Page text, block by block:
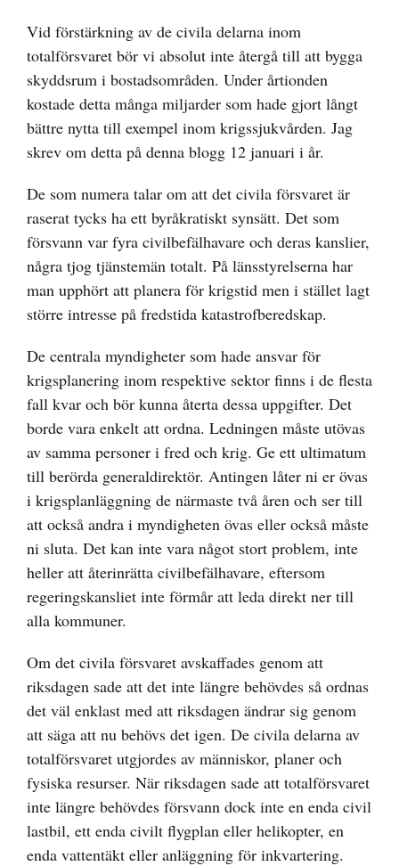
Vid förstärkning av de civila delarna inom
totalförsvaret bör vi absolut inte återgå till att bygga
skyddsrum i bostadsområden. Under årtionden
kostade detta många miljarder som hade gjort långt
bättre nytta till exempel inom krigssjukvården. Jag
skrev om detta på denna blogg 12 januari i år.
De som numera talar om att det civila försvaret är
raserat tycks ha ett byråkratiskt synsätt. Det som
försvann var fyra civilbefälhavare och deras kanslier,
några tjog tjänstemän totalt. På länsstyrelserna har
man upphört att planera för krigstid men i stället lagt
större intresse på fredstida katastrofberedskap.
De centrala myndigheter som hade ansvar för
krigsplanering inom respektive sektor finns i de flesta
fall kvar och bör kunna återta dessa uppgifter. Det
borde vara enkelt att ordna. Ledningen måste utövas
av samma personer i fred och krig. Ge ett ultimatum
till berörda generaldirektör. Antingen låter ni er övas
i krigsplanläggning de närmaste två åren och ser till
att också andra i myndigheten övas eller också måste
ni sluta. Det kan inte vara något stort problem, inte
heller att återinrätta civilbefälhavare, eftersom
regeringskansliet inte förmår att leda direkt ner till
alla kommuner.
Om det civila försvaret avskaffades genom att
riksdagen sade att det inte längre behövdes så ordnas
det väl enklast med att riksdagen ändrar sig genom
att säga att nu behövs det igen. De civila delarna av
totalförsvaret utgjordes av människor, planer och
fysiska resurser. När riksdagen sade att totalförsvaret
inte längre behövdes försvann dock inte en enda civil
lastbil, ett enda civilt flygplan eller helikopter, en
enda vattentäkt eller anläggning för inkvartering.